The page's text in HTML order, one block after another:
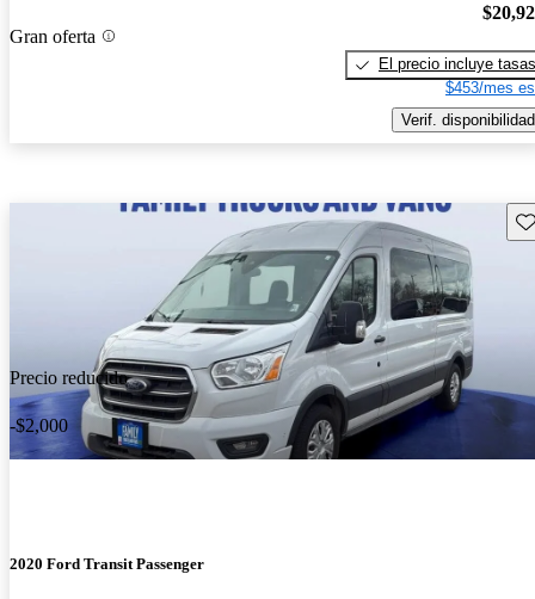
Gran oferta
El precio incluye tasas
$453/mes
Verif. disponibilidad
Precio reducido
-$2,000
2020 Ford Transit Passenger